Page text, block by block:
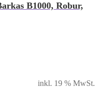
B1000, Robur,
inkl. 19 % MwSt.